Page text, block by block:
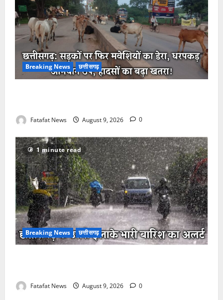
Breaking News छत्तीसगढ़
Fatafat News August 9, 2026 0
1 minute read
Breaking News छत्तीसगढ़
Fatafat News August 9, 2026 0